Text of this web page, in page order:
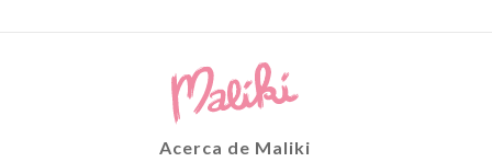
Acerca de Maliki